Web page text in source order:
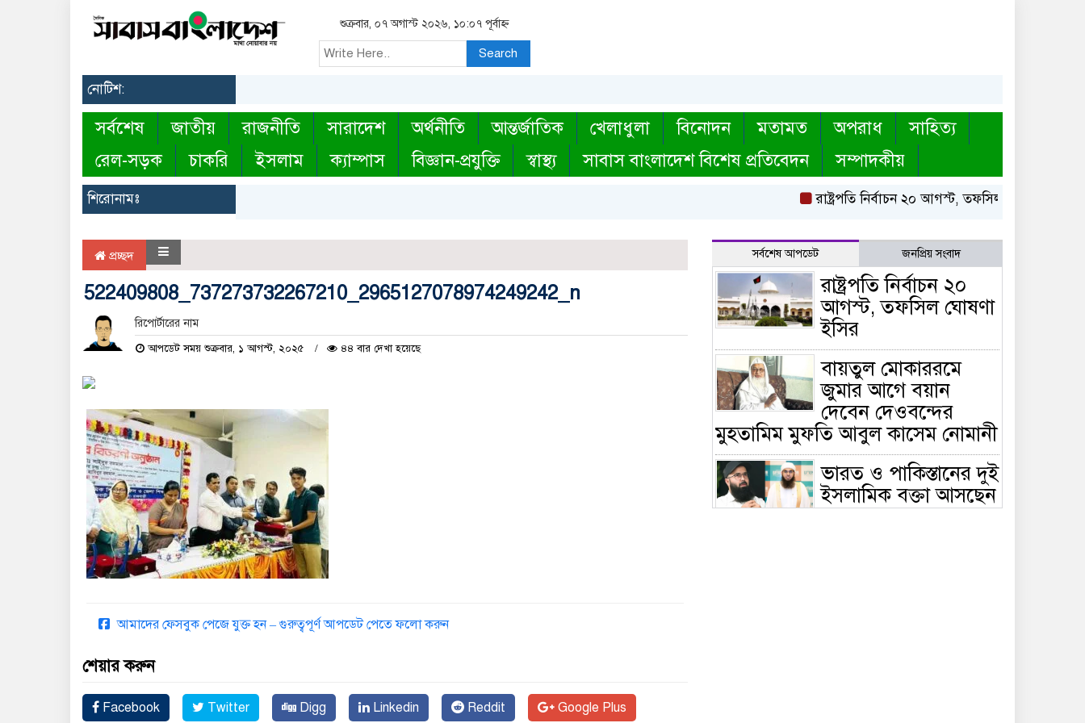
শুক্রবার, ০৭ অগাস্ট ২০২৬, ১০:০৭ পূর্বাহ্ন
Search
নোটিশ:
সর্বশেষ জাতীয় রাজনীতি সারাদেশ অর্থনীতি আন্তর্জাতিক খেলাধুলা বিনোদন মতামত অপরাধ
সাহিত্য
রেল-সড়ক
চাকরি ইসলাম ক্যাম্পাস বিজ্ঞান-প্রযুক্তি স্বাস্থ্য সাবাস বাংলাদেশ বিশেষ প্রতিবেদন সম্পাদকীয়
শিরোনামঃ রাষ্ট্রপতি নির্বাচন ২০ আগস্ট, তফসিল ঘোষণা ইসির
প্রচ্ছদ
522409808_737273732267210_2965127078974249242_n
রিপোর্টারের নাম
আপডেট সময় শুক্রবার, ১ আগস্ট, ২০২৫ ৪৪ বার দেখা হয়েছে
আমাদের ফেসবুক পেজে যুক্ত হন – গুরুত্বপূর্ণ আপডেট পেতে ফলো করুন
শেয়ার করুন
Facebook Twitter Digg Linkedin Reddit Google Plus
সর্বশেষ আপডেট জনপ্রিয় সংবাদ
রাষ্ট্রপতি নির্বাচন ২০
আগস্ট, তফসিল ঘোষণা
ইসির
বায়তুল মোকাররমে
জুমার আগে বয়ান
দেবেন দেওবন্দের
মুহতামিম মুফতি আবুল কাসেম নোমানী
ভারত ও পাকিস্তানের দুই
ইসলামিক বক্তা আসছেন
বাংলাদেশে, ঢাকা-